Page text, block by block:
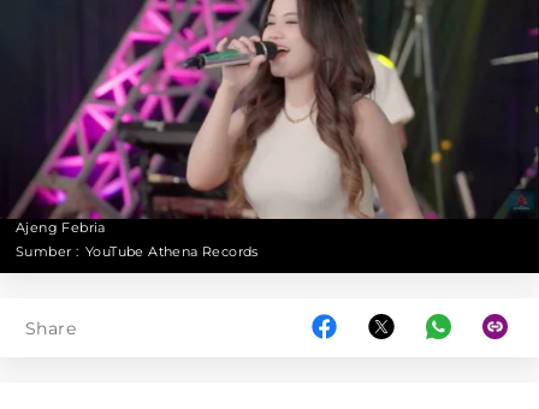
Ajeng Febria
Sumber : YouTube Athena Records
Share